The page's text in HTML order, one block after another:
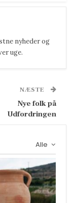
nyheder og
uge.
NÆSTE
Nye folk på
Udfordringen
Alle